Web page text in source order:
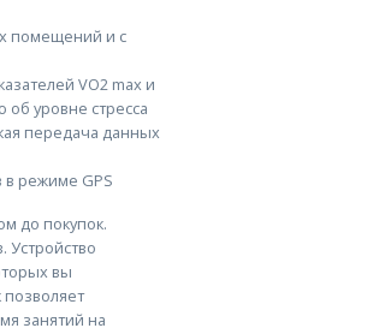
помещений и с
VO2 max и
об уровне стресса
передача данных
в режиме GPS
до покупок.
вы
занятий на